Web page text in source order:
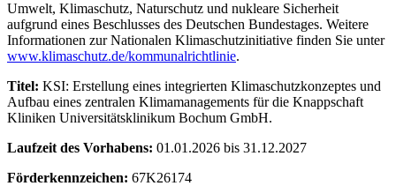
Umwelt, Klimaschutz, Naturschutz und nukleare Sicherheit
aufgrund eines Beschlusses des Deutschen Bundestages. Weitere
Informationen zur Nationalen Klimaschutzinitiative finden Sie unter
www.klimaschutz.de/kommunalrichtlinie.
Titel: KSI: Erstellung eines integrierten Klimaschutzkonzeptes und
Aufbau eines zentralen Klimamanagements für die Knappschaft
Kliniken Universitätsklinikum Bochum GmbH.
Laufzeit des Vorhabens: 01.01.2026 bis 31.12.2027
Förderkennzeichen: 67K26174